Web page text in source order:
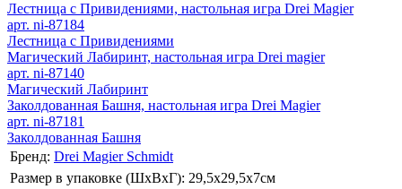
Лестница с Привидениями, настольная игра Drei Magier
арт. ni-87184
Лестница с Привидениями
Магический Лабиринт, настольная игра Drei magier
арт. ni-87140
Магический Лабиринт
Заколдованная Башня, настольная игра Drei Magier
арт. ni-87181
Заколдованная Башня
Бренд: Drei Magier Schmidt
Размер в упаковке (ШхВxГ): 29,5х29,5х7cм